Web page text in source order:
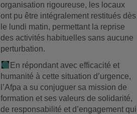
organisation rigoureuse, les locaux
ont pu être intégralement restitués dès
le lundi matin, permettant la reprise
des activités habituelles sans aucune
perturbation.
En répondant avec efficacité et
humanité à cette situation d’urgence,
l’Afpa a su conjuguer sa mission de
formation et ses valeurs de solidarité,
de responsabilité et d’engagement qui